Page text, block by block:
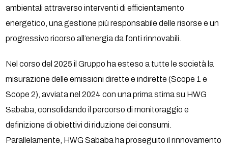
ambientali attraverso interventi di efficientamento
energetico, una gestione più responsabile delle risorse e un
progressivo ricorso all’energia da fonti rinnovabili.
Nel corso del 2025 il Gruppo ha esteso a tutte le società la
misurazione delle emissioni dirette e indirette (Scope 1 e
Scope 2), avviata nel 2024 con una prima stima su HWG
Sababa, consolidando il percorso di monitoraggio e
definizione di obiettivi di riduzione dei consumi.
Parallelamente, HWG Sababa ha proseguito il rinnovamento